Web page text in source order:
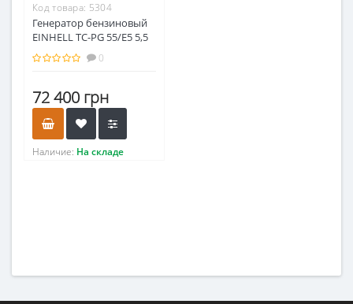
Код товара: 5304
Генератор бензиновый
EINHELL TC-PG 55/E5 5,5
кВт
0
72 400 грн
Наличие: На складе